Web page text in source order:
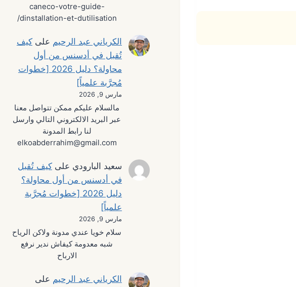
caneco-votre-guide-
dinstallation-et-dutilisation/
الكرياني عبد الرحيم علىكيف
تُقبل في أدسنس من أول
محاولة؟ دليل 2026 [خطوات
مُجرَّبة علمياً]
مارس 9, 2026
مالسلام عليكم ممكن تتواصل معنا
عبر البريد الالكتروني التالي وارسل
لنا رابط المدونة
elkoabderrahim@gmail.com
سعيد البارودي علىكيف تُقبل
في أدسنس من أول محاولة؟
دليل 2026 [خطوات مُجرَّبة
علمياً]
مارس 9, 2026
سلام خويا عندي مدونة ولاكن الرياح
شبه معدومة كيفاش ندير نرفع
الارباح
الكرياني عبد الرحيم على